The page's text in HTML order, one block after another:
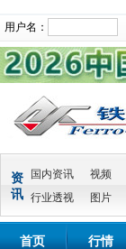
用户名：
资
讯
国内资讯 视频
行业透视
图片
首页 行情